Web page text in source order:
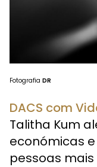
Fotografia DR
DACS com
Talitha Kum
económicas
pessoas mais